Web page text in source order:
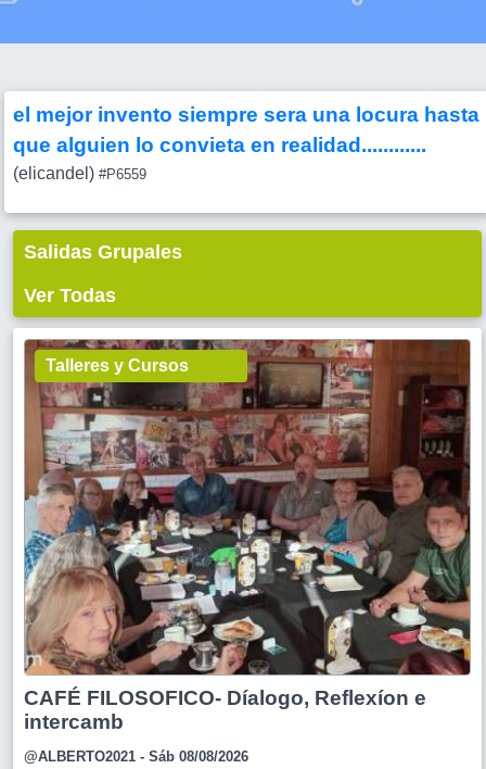
el mejor invento siempre sera una locura hasta
que alguien lo convieta en realidad............
(elicandel) #P6559
Salidas Grupales
Ver Todas
Talleres y Cursos
CAFÉ FILOSOFICO- Díalogo, Reflexíon e
intercamb
@ALBERTO2021 - Sáb 08/08/2026